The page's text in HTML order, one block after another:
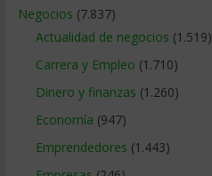
Negocios (7.837)
Actualidad de negocios (1.519)
Carrera y Empleo (1.710)
Dinero y finanzas (1.260)
Economía (947)
Emprendedores (1.443)